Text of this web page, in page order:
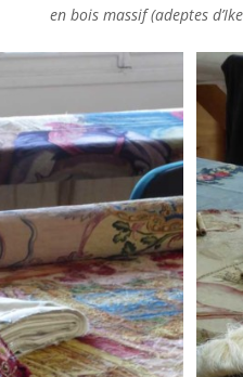
en bois massif (adeptes